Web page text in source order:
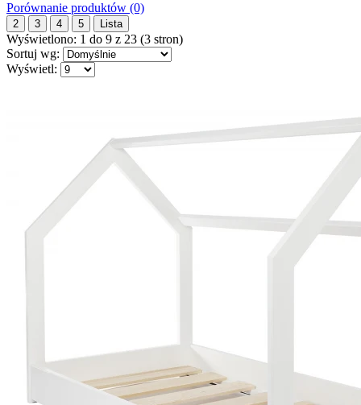
Porównanie produktów (0)
2 3 4 5 Lista
Wyświetlono: 1 do 9 z 23 (3 stron)
Sortuj wg:
Wyświetl: